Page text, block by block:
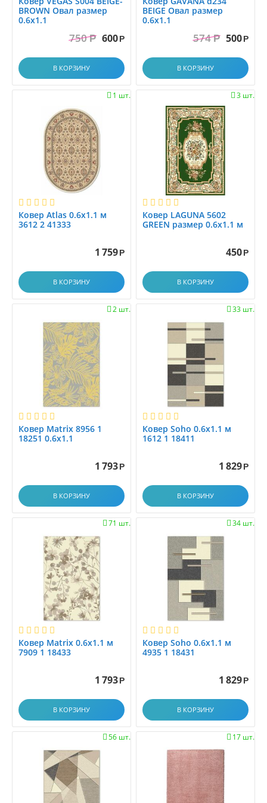
0.7x4.5
0.7x5.0
0.80x1.20
0.85x1.25
0.8x0.8
0.8x1.0
0.8x1.2
0.8x1.4
0.8x1.45
0.8x1.5
0.8x1.6
0.8x1.7
0.8x2.9
0.8x3.0
0.8x3.1
0.8x3.5
0.8x3.9
0.8x4.0
0.8x4.15
0.8x4.5
0.8x5.0
0.8x5.5
0.8x6.0
0.9x2.5
0.9x3.0
0.9x3.5
0.9x4.0
0.9x4.5
0.9x5.0
0.9x5.5
0.9x6.0
1,6x2.3
1.0
1.0x1.45
1.0x1.5
1.0x1.95
1.0x2.0
1.0x2.1
1.0x2.25
BROWN Овал размер
0.6x1.1
750 Р 600 Р
В КОРЗИНУ
BEIGE Овал размер
0.6x1.1
574 Р 500 Р
В КОРЗИНУ
1 шт.

Ковер Atlas 0.6x1.1 м
3612 2 41333
1 759 Р
В КОРЗИНУ
3 шт.

Ковер LAGUNA 5602
GREEN размер 0.6x1.1 м
450 Р
В КОРЗИНУ
2 шт.

Ковер Matrix 8956 1
18251 0.6x1.1
1 793 Р
В КОРЗИНУ
33 шт.

Ковер Soho 0.6x1.1 м
1612 1 18411
1 829 Р
В КОРЗИНУ
71 шт.

Ковер Matrix 0.6x1.1 м
7909 1 18433
1 793 Р
В КОРЗИНУ
34 шт.

Ковер Soho 0.6x1.1 м
4935 1 18431
1 829 Р
В КОРЗИНУ
56 шт.
 17 шт.
